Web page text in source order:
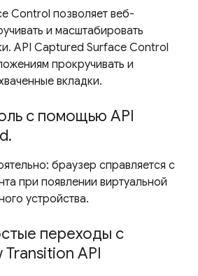
Control позволяет веб-
и масштабировать
API Captured Surface Control
прокручивать и
вкладки.
с помощью API
браузер справляется с
при появлении виртуальной
устройства.
переходы с
API